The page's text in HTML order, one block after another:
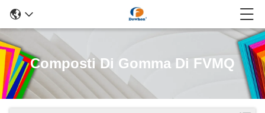
Composti Di Gomma Di FVMQ